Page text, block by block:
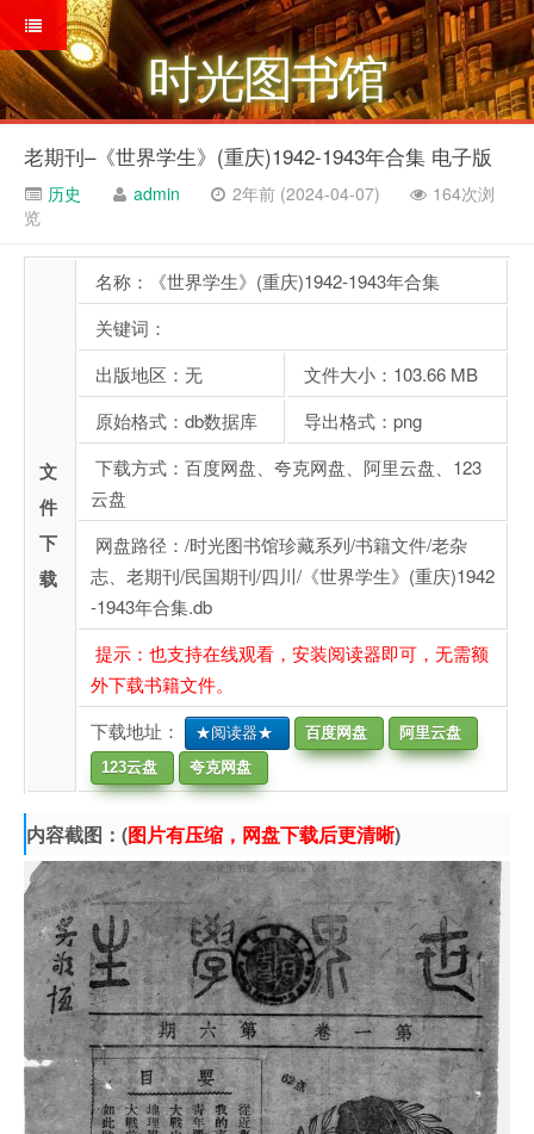
时光图书馆
老期刊–《世界学生》(重庆)1942-1943年合集 电子版
历史 admin 2年前 (2024-04-07)
164次浏
览
文
件
下
载
名称：《世界学生》(重庆)1942-1943年合集
关键词：
出版地区：无
文件大小：103.66 MB
原始格式：db数据库
导出格式：png
下载方式：百度网盘、夸克网盘、阿里云盘、123
云盘
网盘路径：/时光图书馆珍藏系列/书籍文件/老杂
志、老期刊/民国期刊/四川/《世界学生》(重庆)1942
-1943年合集.db
提示：也支持在线观看，安装阅读器即可，无需额
外下载书籍文件。
下载地址：
★阅读器★ 百度网盘
阿里云盘
123云盘
夸克网盘
内容截图：(图片有压缩，网盘下载后更清晰)